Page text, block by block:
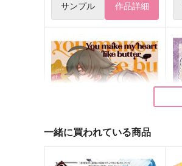
サンプル 作品詳細
一緒に買われている商品